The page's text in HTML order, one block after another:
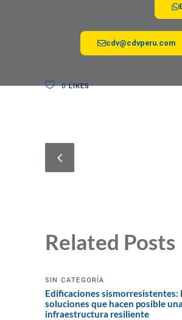
cdv@cdvperu.com
0LIKES
Related Posts
SIN CATEGORÍA
Edificaciones sismorresistentes:
soluciones que hacen posible una
infraestructura resiliente